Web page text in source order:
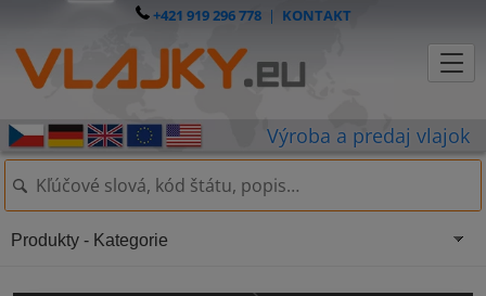
+421 919 296 778| KONTAKT
Produkty - Kategorie